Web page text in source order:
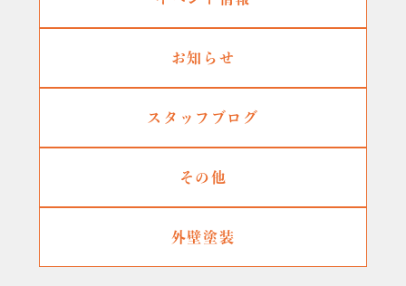
お知らせ
スタッフブログ
その他
外壁塗装